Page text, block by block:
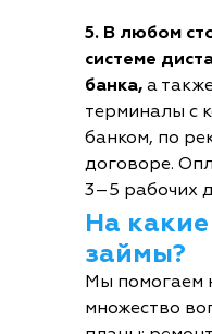
5. В любом
системе
банка, а
терминалы с
банком, по
договоре.
3–5 рабочих
На
займы?
Мы помогаем
множество